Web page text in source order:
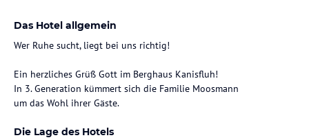
Das Hotel allgemein
Wer Ruhe sucht, liegt bei uns richtig!
Ein herzliches Grüß Gott im Berghaus Kanisfluh!
In 3. Generation kümmert sich die Familie Moosmann
um das Wohl ihrer Gäste.
Die Lage des Hotels